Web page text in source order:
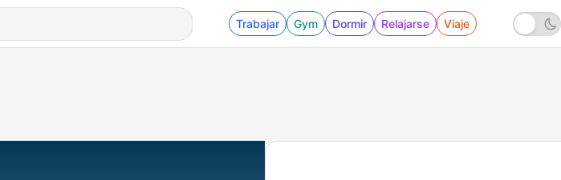
Trabajar Gym Dormir Relajarse Viaje